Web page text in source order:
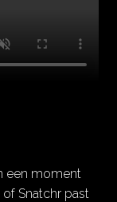
een moment
Snatchr past